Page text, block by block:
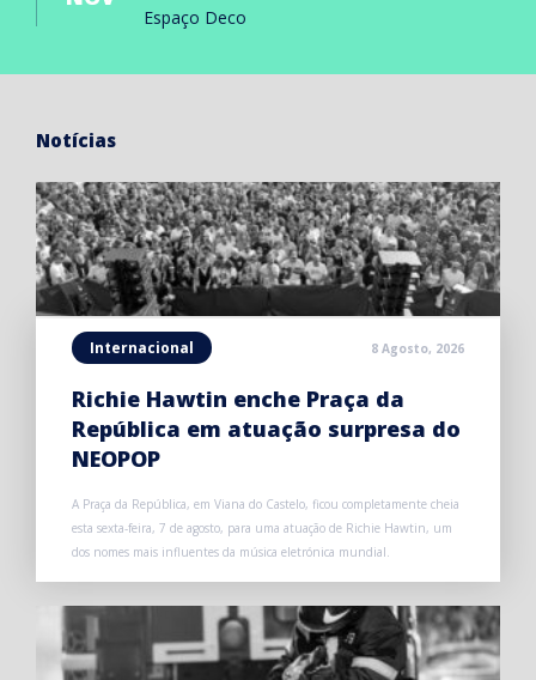
Espaço Deco
Notícias
Internacional 8 Agosto, 2026
Richie Hawtin enche Praça da
República em atuação surpresa do
NEOPOP
A Praça da República, em Viana do Castelo, ficou completamente cheia
esta sexta-feira, 7 de agosto, para uma atuação de Richie Hawtin, um
dos nomes mais influentes da música eletrónica mundial.